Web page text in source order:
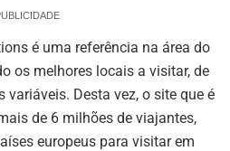
é uma referência na área do
os melhores locais a visitar, de
Desta vez, o site que é
de 6 milhões de viajantes,
europeus para visitar em